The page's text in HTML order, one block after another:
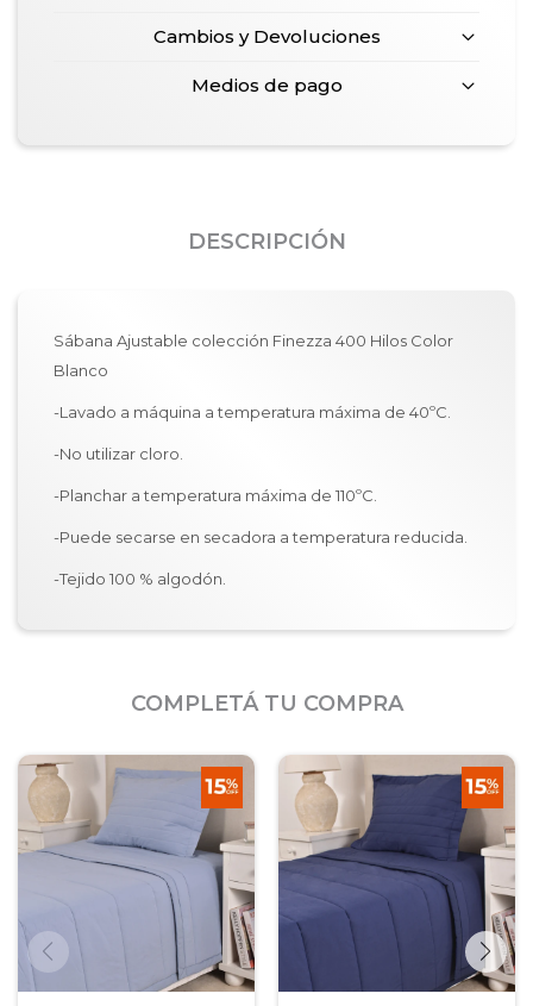
Cambios y Devoluciones
Medios de pago
DESCRIPCIÓN
Sábana Ajustable colección Finezza 400 Hilos Color
Blanco
-Lavado a máquina a temperatura máxima de 40ºC.
-No utilizar cloro.
-Planchar a temperatura máxima de 110ºC.
-Puede secarse en secadora a temperatura reducida.
-Tejido 100 % algodón.
COMPLETÁ TU COMPRA